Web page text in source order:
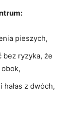
pieszych,
bez ryzyka, że
z dwóch,